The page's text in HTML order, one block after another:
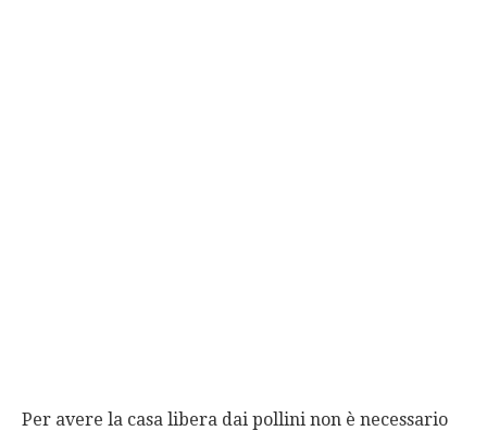
Per avere la casa libera dai pollini non è necessario